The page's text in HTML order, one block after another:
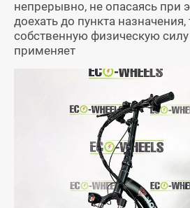
непрерывно, не опасаясь при
доехать до пункта
собственную физическую
применяет